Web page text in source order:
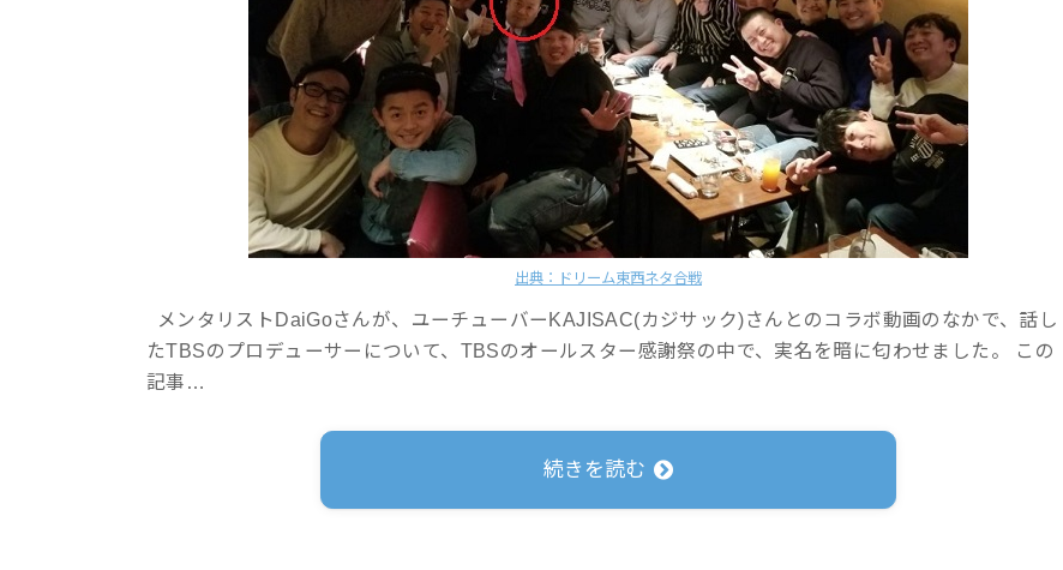
出典：ドリーム東西ネタ合戦
メンタリストDaiGoさんが、ユーチューバーKAJISAC(カジサック)さんとのコラボ動画のなかで、話し
たTBSのプロデューサーについて、TBSのオールスター感謝祭の中で、実名を暗に匂わせました。 この
記事…
続きを読む